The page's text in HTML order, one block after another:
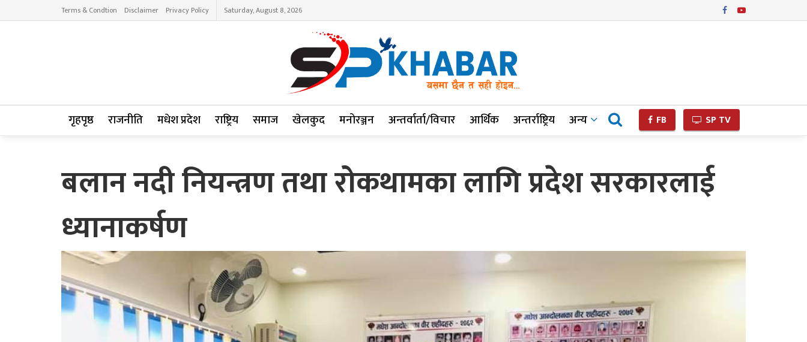
Terms & Condtion Disclaimer Privacy Policy Saturday, August 8, 2026
गृहपृष्ठ राजनीति मधेश प्रदेश राष्ट्रिय समाज खेलकुद मनोरञ्जन अन्तर्वार्ता/विचार आर्थिक अन्तर्राष्ट्रिय अन्य FB SP TV
बलान नदी नियन्त्रण तथा रोकथामका लागि प्रदेश सरकारलाई
ध्यानाकर्षण